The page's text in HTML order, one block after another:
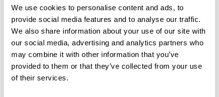
We use cookies to personalise content and ads, to
provide social media features and to analyse our traffic.
We also share information about your use of our site with
our social media, advertising and analytics partners who
may combine it with other information that you’ve
provided to them or that they’ve collected from your use
of their services.
completado? ¡Deja la primera opinión!
Añadir una opinión